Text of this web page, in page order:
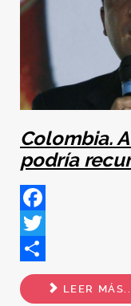
Colombia.
podría
Facebook
Twitter
Share
LEER